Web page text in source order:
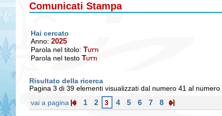
Comunicati Stampa
Hai cercato
Anno: 2025
Parola nel titolo: Tutti
Parola nel testo Tutti
Risultato della ricerca
Pagina 3 di 39 elementi visualizzati dal numero 41 al numero
vai a pagina 1 2 3 4 5 6 7 8